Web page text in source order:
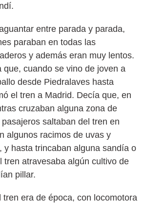
entre parada y parada,
paraban en todas las
y además eran muy lentos.
que, cuando se vino de joven a
desde Piedralaves hasta
el tren a Madrid. Decía que, en
cruzaban alguna zona de
saltaban del tren en
algunos racimos de uvas y
y hasta trincaban alguna sandía o
tren atravesaba algún cultivo de
pillar.
tren era de época, con locomotora